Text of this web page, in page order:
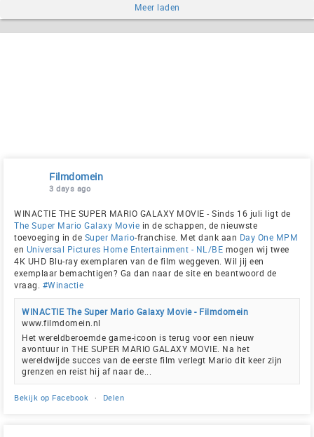
Meer laden
Filmdomein
3 days ago
WINACTIE THE SUPER MARIO GALAXY MOVIE - Sinds 16 juli ligt de
The Super Mario Galaxy Movie in de schappen, de nieuwste
toevoeging in de Super Mario-franchise. Met dank aan Day One MPM
en Universal Pictures Home Entertainment - NL/BE mogen wij twee
4K UHD Blu-ray exemplaren van de film weggeven. Wil jij een
exemplaar bemachtigen? Ga dan naar de site en beantwoord de
vraag. #Winactie
WINACTIE The Super Mario Galaxy Movie - Filmdomein
www.filmdomein.nl
Het wereldberoemde game-icoon is terug voor een nieuw
avontuur in THE SUPER MARIO GALAXY MOVIE. Na het
wereldwijde succes van de eerste film verlegt Mario dit keer zijn
grenzen en reist hij af naar de...
Bekijk op Facebook · Delen